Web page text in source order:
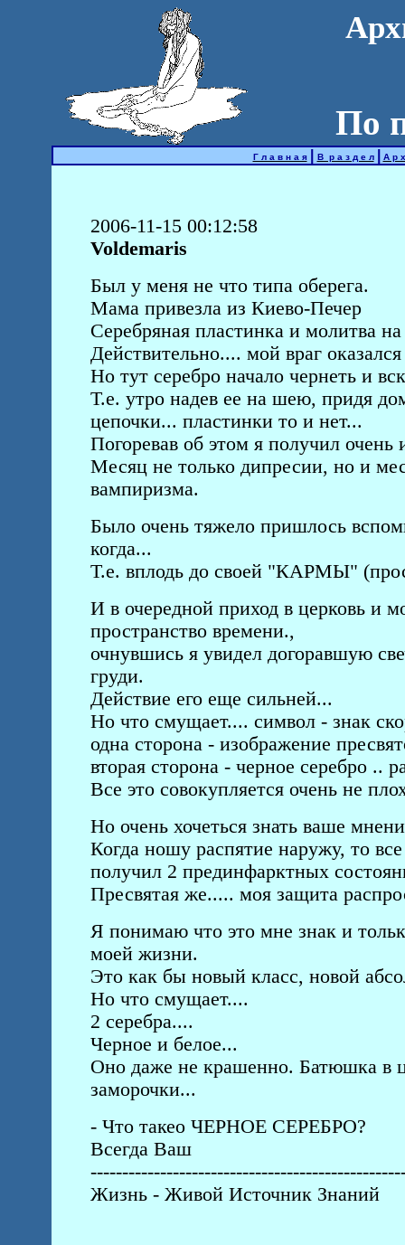
По
Г л а в н а я В р а з д е л А р
2006-11-15 00:12:58
Voldemaris
Был у меня не что типа оберега.
Мама привезла из Киево-Печер
Серебряная пластинка и молитва
Действительно.... мой враг
Но тут серебро начало чернеть и
Т.е. утро надев ее на шею, придя
цепочки... пластинки то и нет...
Погоревав об этом я получил
Месяц не только дипресии, но и
вампиризма.
Было очень тяжело пришлось
когда...
Т.е. вплодь до своей "КАРМЫ"
И в очередной приход в церковь и
пространство времени.,
очнувшись я увидел догоравшую
груди.
Действие его еще сильней...
Но что смущает.... символ - знак
одна сторона - изображение
вторая сторона - черное серебро ..
Все это совокупляется очень не
Но очень хочеться знать ваше
Когда ношу распятие наружу, то
получил 2 прединфарктных
Пресвятая же..... моя защита
Я понимаю что это мне знак и
моей жизни.
Это как бы новый класс, новой
Но что смущает....
2 серебра....
Черное и белое...
Оно даже не крашенно. Батюшка в
заморочки...
- Что такео ЧЕРНОЕ СЕРЕБРО?
Всегда Ваш
Жизнь - Живой Источник Знаний